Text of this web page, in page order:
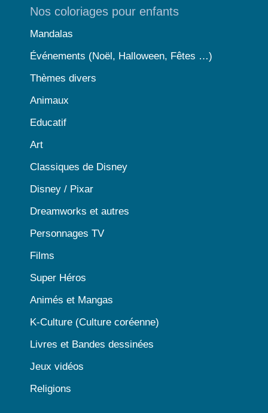
Nos coloriages pour enfants
Mandalas
Événements (Noël, Halloween, Fêtes …)
Thèmes divers
Animaux
Educatif
Art
Classiques de Disney
Disney / Pixar
Dreamworks et autres
Personnages TV
Films
Super Héros
Animés et Mangas
K-Culture (Culture coréenne)
Livres et Bandes dessinées
Jeux vidéos
Religions